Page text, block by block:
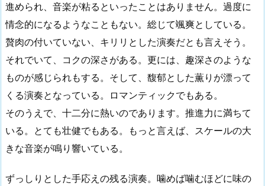
進められ、音楽が粘るといったことはありません。過度に
情念的になるようなこともない。総じて颯爽としている。
贅肉の付いていない、キリリとした演奏だとも言えそう。
それでいて、コクの深さがある。更には、趣深さのような
ものが感じられもする。そして、馥郁とした薫りが漂って
くる演奏となっている。ロマンティックでもある。
そのうえで、十二分に熱いのであります。推進力に満ちて
いる。とても壮健でもある。もっと言えば、スケールの大
きな音楽が鳴り響いている。
ずっしりとした手応えの残る演奏。噛めば噛むほどに味の